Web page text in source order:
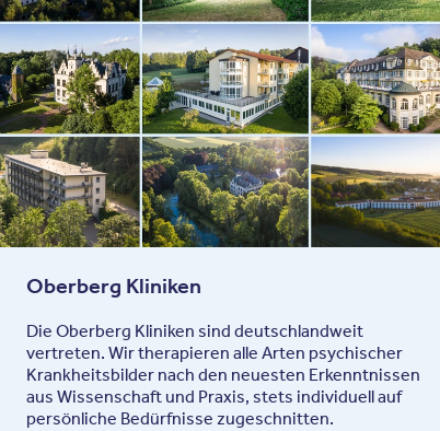
Oberberg Kliniken
Die Oberberg Kliniken sind deutschlandweit
vertreten. Wir therapieren alle Arten psychischer
Krankheitsbilder nach den neuesten Erkenntnissen
aus Wissenschaft und Praxis, stets individuell auf
persönliche Bedürfnisse zugeschnitten.